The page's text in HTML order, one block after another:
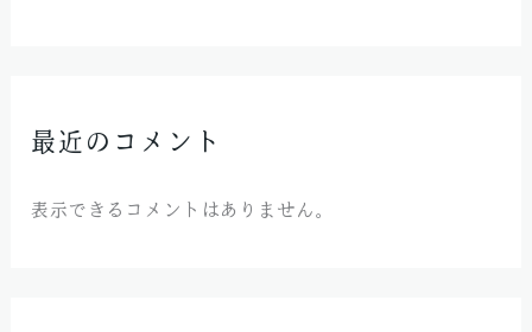
最近のコメント
表示できるコメントはありません。